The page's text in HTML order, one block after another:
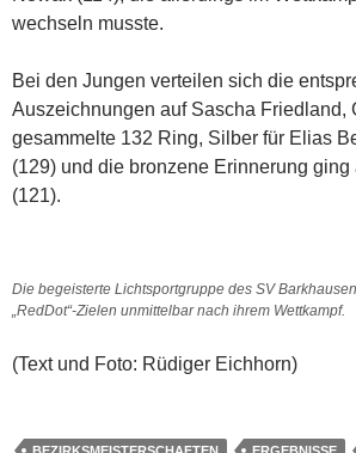
wechseln musste.
Bei den Jungen verteilen sich die
Auszeichnungen auf Sascha Friedland,
gesammelte 132 Ring, Silber für Elias
(129) und die bronzene Erinnerung ging
(121).
Die begeisterte Lichtsportgruppe des SV
„RedDot“-Zielen unmittelbar nach ihrem Wettkampf.
(Text und Foto: Rüdiger Eichhorn)
BEZIRKSMEISTERSCHAFTEN ERGEBNISSE